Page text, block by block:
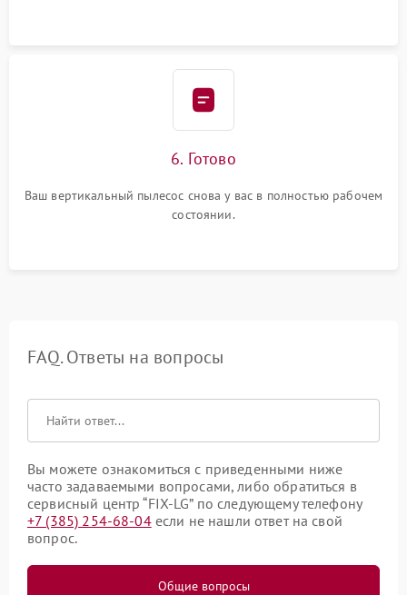
6. Готово
Ваш вертикальный пылесос снова у вас в полностью рабочем
состоянии.
FAQ. Ответы на вопросы
Вы можете ознакомиться с приведенными ниже
часто задаваемыми вопросами, либо обратиться в
сервисный центр “FIX-LG” по следующему телефону
+7 (385) 254-68-04если не нашли ответ на свой
вопрос.
Общие вопросы